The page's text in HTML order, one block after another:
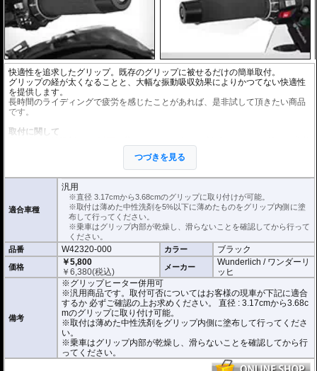
快適性を追求したグリップ。既存のグリップに被せるだけの簡単取付。
グリップの経が太くなることと、大幅な振動吸収効果によりかつてない快適性
を提供します。
長時間のライディングで疲労を感じたことがあれば、是非試して頂きたい商品
です。
取付に関して
※中性洗剤が多すぎると乾燥に時間がかかります。ご注意ください。
正しく装着すれば容易に取り付けることが可能です。
使用時の安全のため乾燥時は全く滑りません。乾いた状態で取り付けると破損
に繋がります。
乗車はグリップ内部が乾燥し、滑らないことを確認してから行ってください。
こちらの商品は汎用商品として掲載しています。
アフリカツイン CRF1100Lで取付確認を行っているわけではありません。
取付可否についてはお客様の現車が下記に適合するか 必ずご確認の上お求めく
ださい。
直径 : 3.17cmから3.68cmのグリップに取り付けが可能。
素材 : ネオプトン
厚さ : 3.8mm
つづきを見る
適合車種
汎用
※直径 3.17cmから3.68cmのグリップに取り付けが可能。
※取付は薄めた中性洗剤を5%以下に薄めたものをグリップ内側に塗
布して行ってください。
※乗車はグリップ内部が乾燥し、滑らないことを確認してから行って
ください。
品番
W42320-000 カラー ブラック
価格
￥5,800
￥6,380(税込) メーカー
Wunderlich / ワンダーリ
ッヒ
備考
※グリップヒーター併用可
※汎用商品です。取付可否についてはお客様の現車が下記に適合
するか 必ずご確認の上お求めください。 直径 : 3.17cmから3.68c
mのグリップに取り付け可能。
※取付は薄めた中性洗剤をグリップ内側に塗布して行ってくださ
い。
※乗車はグリップ内部が乾燥し、滑らないことを確認してから行
ってください。